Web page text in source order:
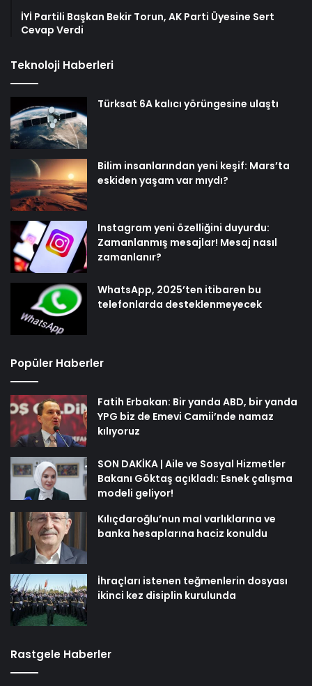
İYİ Partili Başkan Bekir Torun, AK Parti Üyesine Sert
Cevap Verdi
Teknoloji Haberleri
Türksat 6A kalıcı yörüngesine ulaştı
Bilim insanlarından yeni keşif: Mars’ta
eskiden yaşam var mıydı?
Instagram yeni özelliğini duyurdu:
Zamanlanmış mesajlar! Mesaj nasıl
zamanlanır?
WhatsApp, 2025’ten itibaren bu
telefonlarda desteklenmeyecek
Popüler Haberler
Fatih Erbakan: Bir yanda ABD, bir yanda
YPG biz de Emevi Camii’nde namaz
kılıyoruz
SON DAKİKA | Aile ve Sosyal Hizmetler
Bakanı Göktaş açıkladı: Esnek çalışma
modeli geliyor!
Kılıçdaroğlu’nun mal varlıklarına ve
banka hesaplarına haciz konuldu
İhraçları istenen teğmenlerin dosyası
ikinci kez disiplin kurulunda
Rastgele Haberler